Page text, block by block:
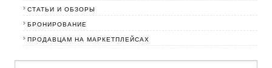
СТАТЬИ И ОБЗОРЫ
БРОНИРОВАНИЕ
ПРОДАВЦАМ НА МАРКЕТПЛЕЙСАХ